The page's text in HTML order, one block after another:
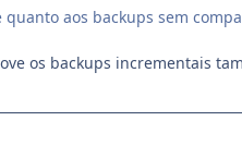
aos backups sem
os backups incrementais